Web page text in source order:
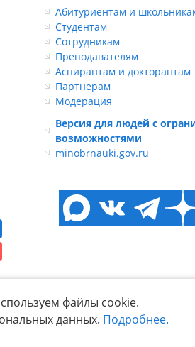
файлы cookie.
данных. Подробнее.
Абитуриентам и
Студентам
Сотрудникам
Преподавателям
Аспирантам и докторантам
Партнерам
Модерация
Версия для людей с
возможностями
minobrnauki.gov.ru